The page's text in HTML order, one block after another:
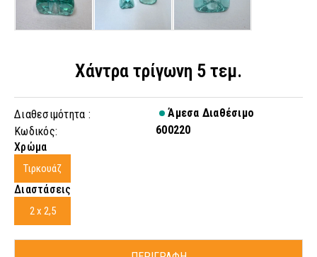
Χάντρα τρίγωνη 5 τεμ.
Διαθεσιμότητα :
Άμεσα Διαθέσιμο
Κωδικός:
600220
Χρώμα
Τιρκουάζ
Διαστάσεις
2 x 2,5